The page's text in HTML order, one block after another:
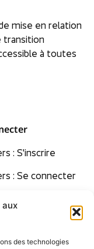
aux
des technologies
mise en relation
transition
à toutes
: S'inscrire
: Se connecter